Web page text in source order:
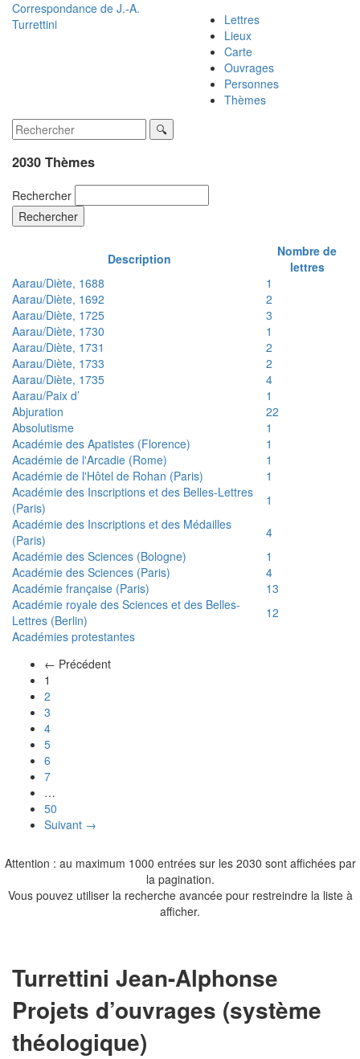
Correspondance de J.-A.
Turrettini
Lettres
Lieux
Carte
Ouvrages
Personnes
Thèmes
2030 Thèmes
Rechercher
Rechercher
Description
Nombre de
lettres
Aarau/Diète, 1688
1
Aarau/Diète, 1692
2
Aarau/Diète, 1725
3
Aarau/Diète, 1730
1
Aarau/Diète, 1731
2
Aarau/Diète, 1733
2
Aarau/Diète, 1735
4
Aarau/Paix d’
1
Abjuration
22
Absolutisme
1
Académie des Apatistes (Florence)
1
Académie de l'Arcadie (Rome)
1
Académie de l'Hôtel de Rohan (Paris)
1
Académie des Inscriptions et des Belles-Lettres
(Paris)
1
Académie des Inscriptions et des Médailles
(Paris)
4
Académie des Sciences (Bologne)
1
Académie des Sciences (Paris)
4
Académie française (Paris)
13
Académie royale des Sciences et des Belles-
Lettres (Berlin)
12
Académies protestantes
← Précédent
1
2
3
4
5
6
7
…
50
Suivant →
Attention : au maximum 1000 entrées sur les 2030 sont affichées par
la pagination.
Vous pouvez utiliser la recherche avancée pour restreindre la liste à
afficher.
Turrettini Jean-Alphonse
Projets d’ouvrages (système
théologique)